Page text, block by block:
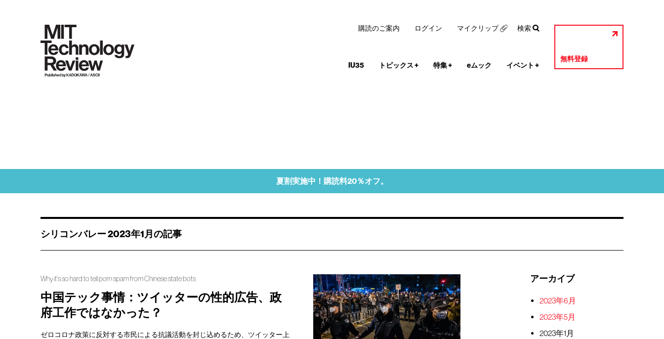
IU35 トピックス+ 特集+ eムック イベント +
無料登録
購読のご案内 ログイン マイクリップ 検索
夏割実施中！購読料20％オフ。
シリコンバレー 2023年1月の記事
Why it's so hard to tell porn spam from Chinese state bots
中国テック事情：ツイッターの性的広告、政
府工作ではなかった？
ゼロコロナ政策に反対する市民による抗議活動を封じ込めるため、ツイッター上
アーカイブ
2023年6月
2023年5月
2023年1月